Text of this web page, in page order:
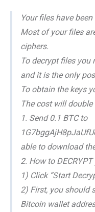
Your files have
Most of your files
ciphers.
To decrypt files you
and it is the only
To obtain the keys
The cost will
1. Send 0.1 BTC to
able to download
2. How to
1) Click “Start
2) First, you should
Bitcoin wallet